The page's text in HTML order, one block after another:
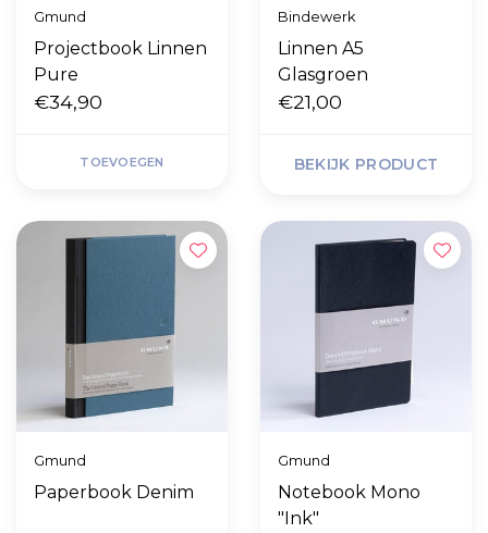
Gmund
Projectbook Linnen
Pure
€34,90
TOEVOEGEN
Bindewerk
Linnen A5
Glasgroen
€21,00
BEKIJK PRODUCT
Gmund
Paperbook Denim
Gmund
Notebook Mono
"Ink"